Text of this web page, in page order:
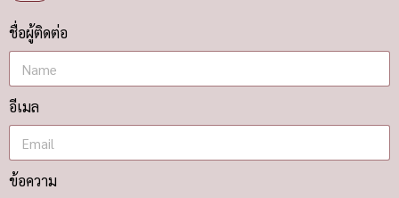
ชื่อผู้ติดต่อ
อีเมล
ข้อความ